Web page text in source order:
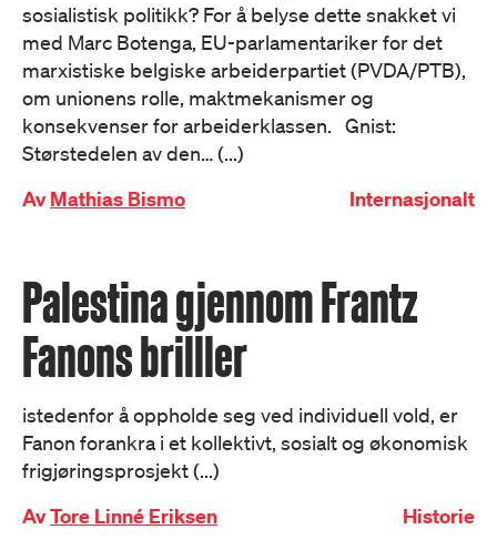
sosialistisk politikk? For å belyse dette snakket vi
med Marc Botenga, EU-parlamentariker for det
marxistiske belgiske arbeiderpartiet (PVDA/PTB),
om unionens rolle, maktmekanismer og
konsekvenser for arbeiderklassen. Gnist:
Størstedelen av den… (...)
AvMathias Bismo Internasjonalt
Palestina gjennom Frantz
Fanons brilller
istedenfor å oppholde seg ved individuell vold, er
Fanon forankra i et kollektivt, sosialt og økonomisk
frigjøringsprosjekt (...)
AvTore Linné Eriksen Historie